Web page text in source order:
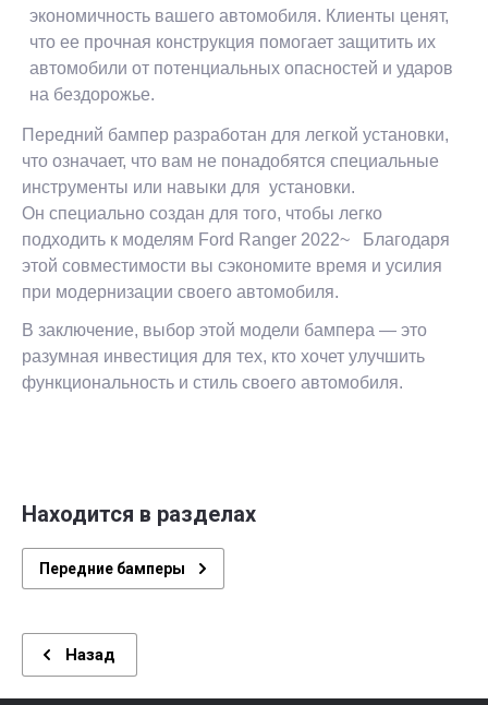
экономичность вашего автомобиля. Клиенты ценят,
что ее прочная конструкция помогает защитить их
автомобили от потенциальных опасностей и ударов
на бездорожье.
Передний бампер разработан для легкой установки,
что означает, что вам не понадобятся специальные
инструменты или навыки для установки.
Он специально создан для того, чтобы легко
подходить к моделям Ford Ranger 2022~ Благодаря
этой совместимости вы сэкономите время и усилия
при модернизации своего автомобиля.
В заключение, выбор этой модели бампера — это
разумная инвестиция для тех, кто хочет улучшить
функциональность и стиль своего автомобиля.
Находится в разделах
Передние бамперы
Назад